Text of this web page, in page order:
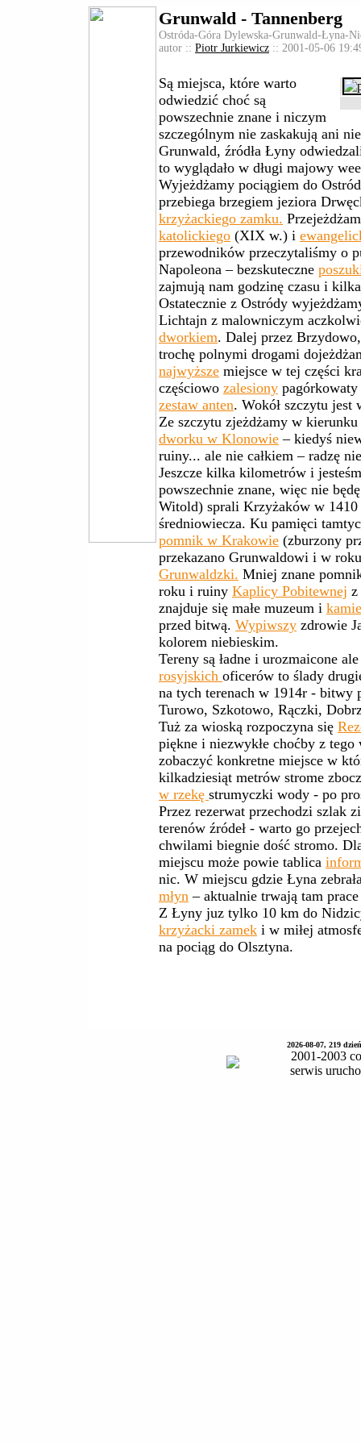
Grunwald - Tannenberg
Ostróda-Góra Dylewska-Grunwald-Łyna-
autor :: Piotr Jurkiewicz :: 2001-05-06
Są miejsca, które warto
odwiedzić choć są
powszechnie znane i niczym
szczególnym nie zaskakują ani
Grunwald, źródła Łyny
to wyglądało w długi majowy
Wyjeżdżamy pociągiem do
przebiega brzegiem jeziora
krzyżackiego zamku.
katolickiego (XIX w.) i
przewodników przeczytaliśmy o
Napoleona – bezskuteczne
zajmują nam godzinę czasu i
Ostatecznie z Ostródy
Lichtajn z malowniczym
dworkiem. Dalej przez
trochę polnymi drogami
najwyższe miejsce w tej części
częściowo zalesiony
zestaw anten. Wokół szczytu jest
Ze szczytu zjeżdżamy w
dworku w Klonowie – kiedyś
ruiny... ale nie całkiem – radzę
Jeszcze kilka kilometrów i
powszechnie znane, więc nie
Witold) sprali Krzyżaków w
średniowiecza. Ku pamięci
pomnik w Krakowie (zburzony
przekazano Grunwaldowi i w
Grunwaldzki. Mniej znane
roku i ruiny Kaplicy Pobitewnej z
znajduje się małe muzeum i
przed bitwą. Wypiwszy zdrowie
kolorem niebieskim.
Tereny są ładne i urozmaicone
rosyjskich oficerów to ślady
na tych terenach w 1914r - bitwy
Turowo, Szkotowo, Rączki,
Tuż za wioską rozpoczyna się
piękne i niezwykłe choćby z
zobaczyć konkretne miejsce w
kilkadziesiąt metrów strome
w rzekę strumyczki wody - po
Przez rezerwat przechodzi szlak
terenów źródeł - warto go
chwilami biegnie dość stromo.
miejscu może powie tablica
nic. W miejscu gdzie Łyna
młyn – aktualnie trwają tam
Z Łyny juz tylko 10 km do
krzyżacki zamek i w miłej
na pociąg do Olsztyna.
2026-08-07, 219
2001-2003
serwis